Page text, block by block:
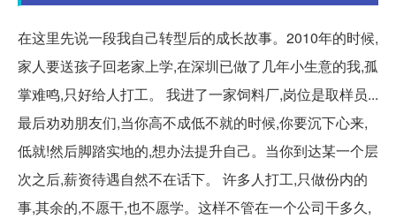
在这里先说一段我自己转型后的成长故事。2010年的时候,
家人要送孩子回老家上学,在深圳已做了几年小生意的我,孤
掌难鸣,只好给人打工。 我进了一家饲料厂,岗位是取样员...
最后劝劝朋友们,当你高不成低不就的时候,你要沉下心来,
低就!然后脚踏实地的,想办法提升自己。当你到达某一个层
次之后,薪资待遇自然不在话下。 许多人打工,只做份内的
事,其余的,不愿干,也不愿学。这样不管在一个公司干多久,